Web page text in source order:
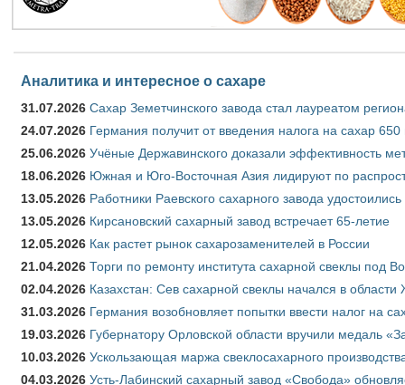
Аналитика и интересное о сахаре
31.07.2026 Сахар Земетчинского завода стал лауреатом
24.07.2026 Германия получит от введения налога на сахар
25.06.2026 Учёные Державинского доказали эффективность
18.06.2026 Южная и Юго-Восточная Азия лидируют по
13.05.2026 Работники Раевского сахарного завода удостоились
13.05.2026 Кирсановский сахарный завод встречает 65-летие
12.05.2026 Как растет рынок сахарозаменителей в России
21.04.2026 Торги по ремонту института сахарной свеклы под
02.04.2026 Казахстан: Сев сахарной свеклы начался в области
31.03.2026 Германия возобновляет попытки ввести налог на
19.03.2026 Губернатору Орловской области вручили медаль
10.03.2026 Ускользающая маржа свеклосахарного
04.03.2026 Усть-Лабинский сахарный завод «Свобода»